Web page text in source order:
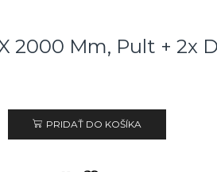
2000 Mm, Pult + 2x
PRIDAŤ DO KOŠÍKA